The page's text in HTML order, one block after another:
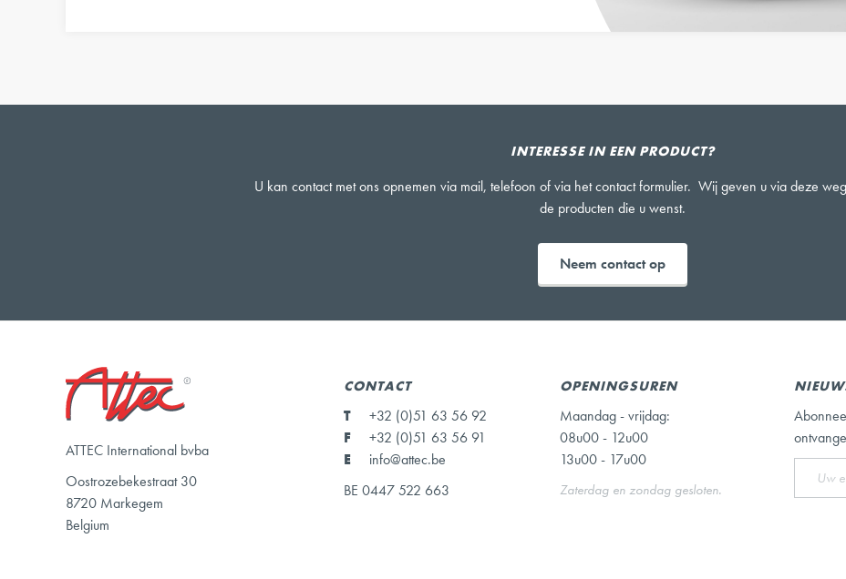
INTERESSE IN EEN PRODUCT?
U kan contact met ons opnemen via mail, telefoon of via het contact formulier. Wij geven u via deze
de producten die u wenst.
Neem contact op
ATTEC International bvba
Oostrozebekestraat 30
8720 Markegem
Belgium
CONTACT
T
+32 (0)51 63 56 92
F
+32 (0)51 63 56 91
E
info@attec.be
BE 0447 522 663
OPENINGSUREN
Maandag - vrijdag:
08u00 - 12u00
13u00 - 17u00
Zaterdag en zondag gesloten.